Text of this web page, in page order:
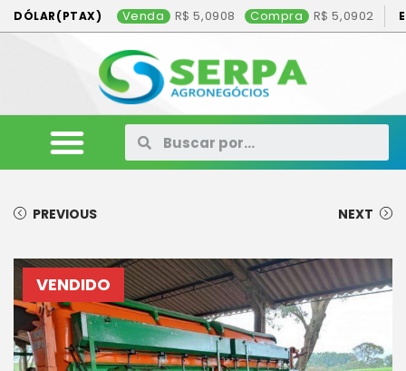
DÓLAR(PTAX) Venda 5,0908 Compra 5,0902
PREVIOUS NEXT
VENDIDO